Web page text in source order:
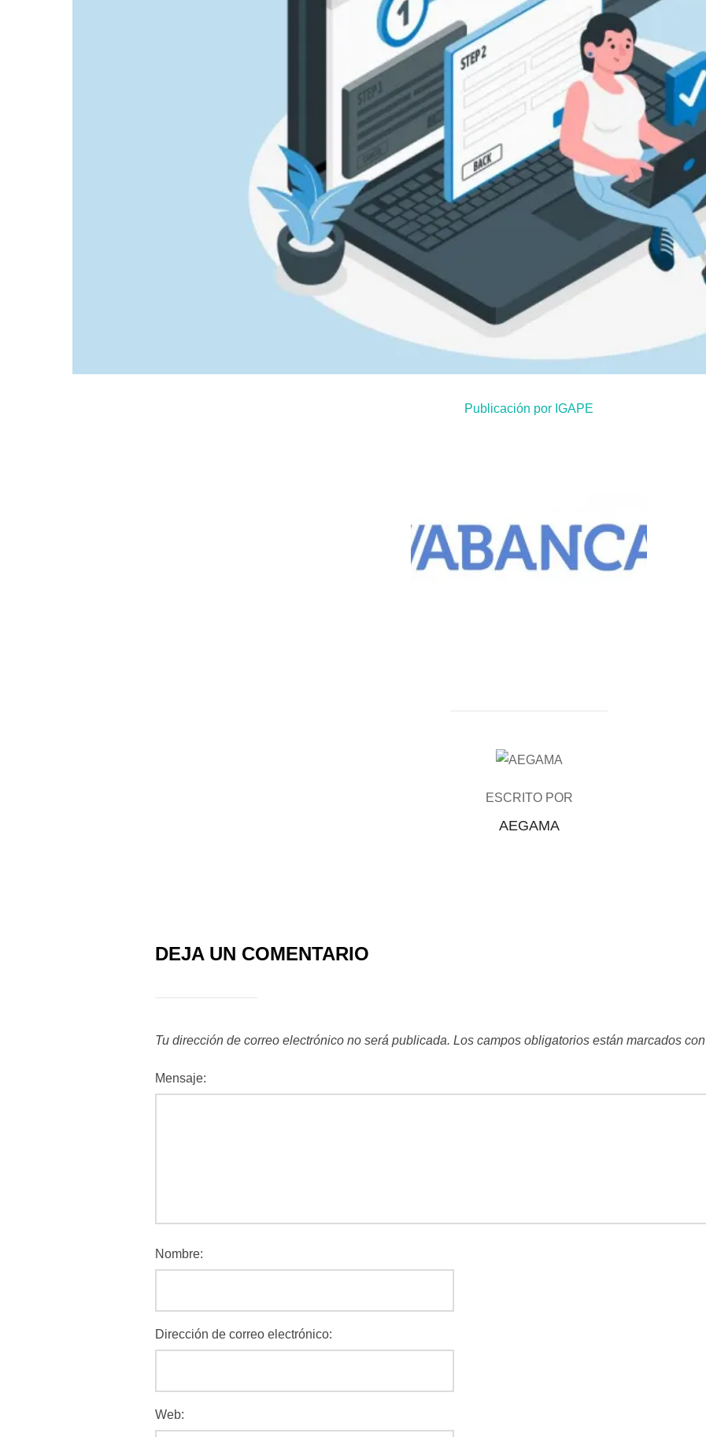
Publicación por IGAPE
AUTOR DE LA PUBLICACIÓN
ESCRITO POR
AEGAMA
DEJA UN COMENTARIO
Tu dirección de correo electrónico no será publicada. Los campos obligatorios están marcados con
Mensaje:
Nombre:
Dirección de correo electrónico:
Web: